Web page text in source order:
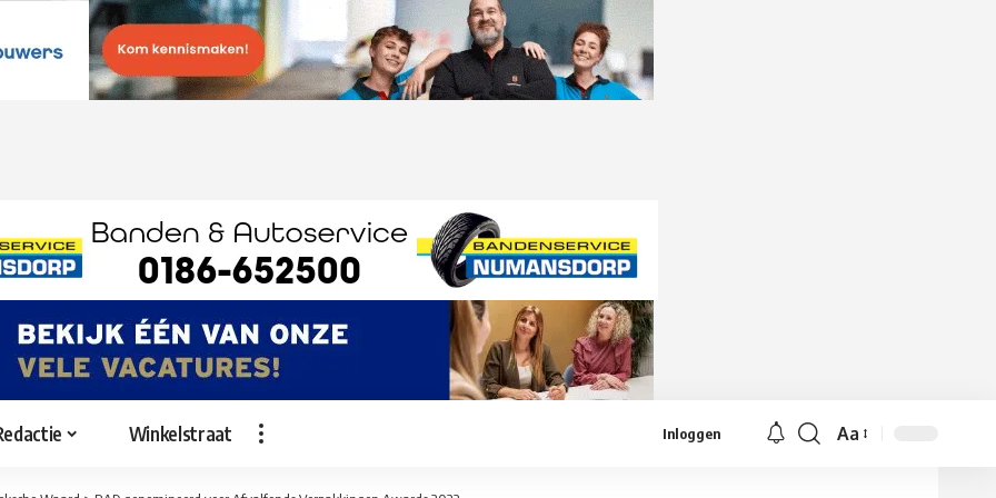
Winkelstraat Inloggen
Lettergrootte
Aa